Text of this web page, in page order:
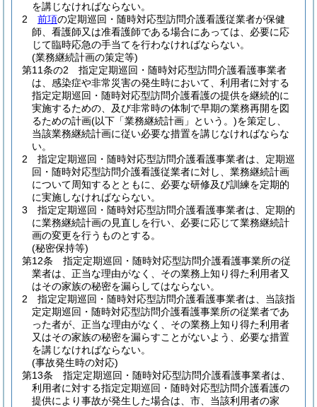
を講じなければならない。
2
前項の定期巡回・随時対応型訪問介護看護従業者が保健
師、看護師又は准看護師である場合にあっては、必要に応
じて臨時応急の手当てを行わなければならない。
(業務継続計画の策定等)
第11条の2
指定定期巡回・随時対応型訪問介護看護事業者
は、感染症や非常災害の発生時において、利用者に対する
指定定期巡回・随時対応型訪問介護看護の提供を継続的に
実施するための、及び非常時の体制で早期の業務再開を図
るための計画(以下「業務継続計画」という。)を策定し、
当該業務継続計画に従い必要な措置を講じなければならな
い。
2
指定定期巡回・随時対応型訪問介護看護事業者は、定期巡
回・随時対応型訪問介護看護従業者に対し、業務継続計画
について周知するとともに、必要な研修及び訓練を定期的
に実施しなければならない。
3
指定定期巡回・随時対応型訪問介護看護事業者は、定期的
に業務継続計画の見直しを行い、必要に応じて業務継続計
画の変更を行うものとする。
(秘密保持等)
第12条
指定定期巡回・随時対応型訪問介護看護事業所の従
業者は、正当な理由がなく、その業務上知り得た利用者又
はその家族の秘密を漏らしてはならない。
2
指定定期巡回・随時対応型訪問介護看護事業者は、当該指
定定期巡回・随時対応型訪問介護看護事業所の従業者であ
った者が、正当な理由がなく、その業務上知り得た利用者
又はその家族の秘密を漏らすことがないよう、必要な措置
を講じなければならない。
(事故発生時の対応)
第13条
指定定期巡回・随時対応型訪問介護看護事業者は、
利用者に対する指定定期巡回・随時対応型訪問介護看護の
提供により事故が発生した場合は、市、当該利用者の家